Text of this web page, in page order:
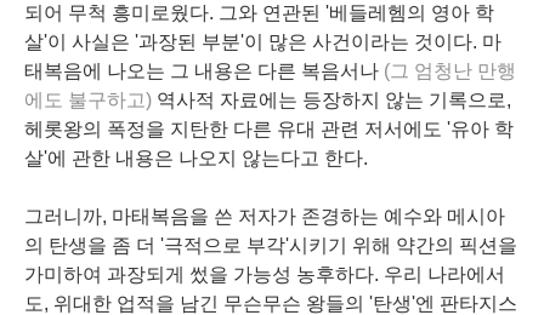
되어 무척 흥미로웠다. 그와 연관된 '베들레헴의 영아 학
살'이 사실은 '과장된 부분'이 많은 사건이라는 것이다. 마
태복음에 나오는 그 내용은 다른 복음서나 (그 엄청난 만행
에도 불구하고) 역사적 자료에는 등장하지 않는 기록으로,
헤롯왕의 폭정을 지탄한 다른 유대 관련 저서에도 '유아 학
살'에 관한 내용은 나오지 않는다고 한다.
그러니까, 마태복음을 쓴 저자가 존경하는 예수와 메시아
의 탄생을 좀 더 '극적으로 부각'시키기 위해 약간의 픽션을
가미하여 과장되게 썼을 가능성 농후하다. 우리 나라에서
도, 위대한 업적을 남긴 무슨무슨 왕들의 '탄생'엔 판타지스